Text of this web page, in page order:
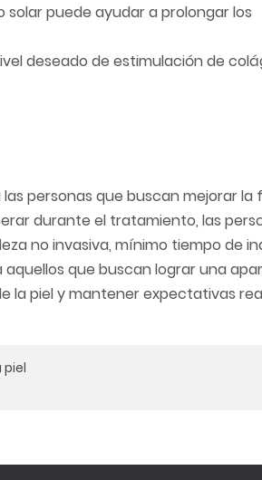
puede ayudar a prolongar los
deseado de estimulación de
personas que buscan mejorar la
durante el tratamiento, las
no invasiva, mínimo tiempo de
que buscan lograr una
la piel y mantener expectativas